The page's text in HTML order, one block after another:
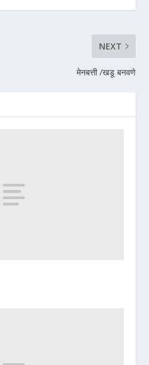
NEXT
मेनबत्ती /खडू बनवणे